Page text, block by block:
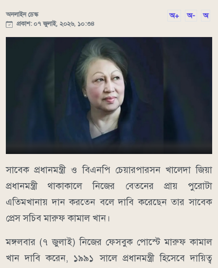
অনলাইন ডেস্ক
প্রকাশ: ০৭ জুলাই, ২০২৬, ১০:৩৪
অ+ অ- অ
সাবেক প্রধানমন্ত্রী ও বিএনপি চেয়ারপারসন খালেদা জিয়া
প্রধানমন্ত্রী থাকাকালে নিজের বেতনের প্রায় পুরোটা
এতিমখানায় দান করতেন বলে দাবি করেছেন তার সাবেক
প্রেস সচিব মারুফ কামাল খান।
মঙ্গলবার (৭ জুলাই) নিজের ফেসবুক পোস্টে মারুফ কামাল
খান দাবি করেন, ১৯৯১ সালে প্রধানমন্ত্রী হিসেবে দায়িত্ব